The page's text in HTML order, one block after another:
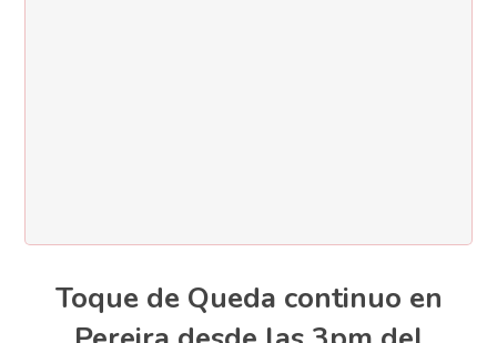
Toque de Queda continuo en